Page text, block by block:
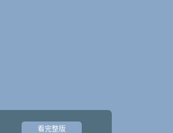
看完整版